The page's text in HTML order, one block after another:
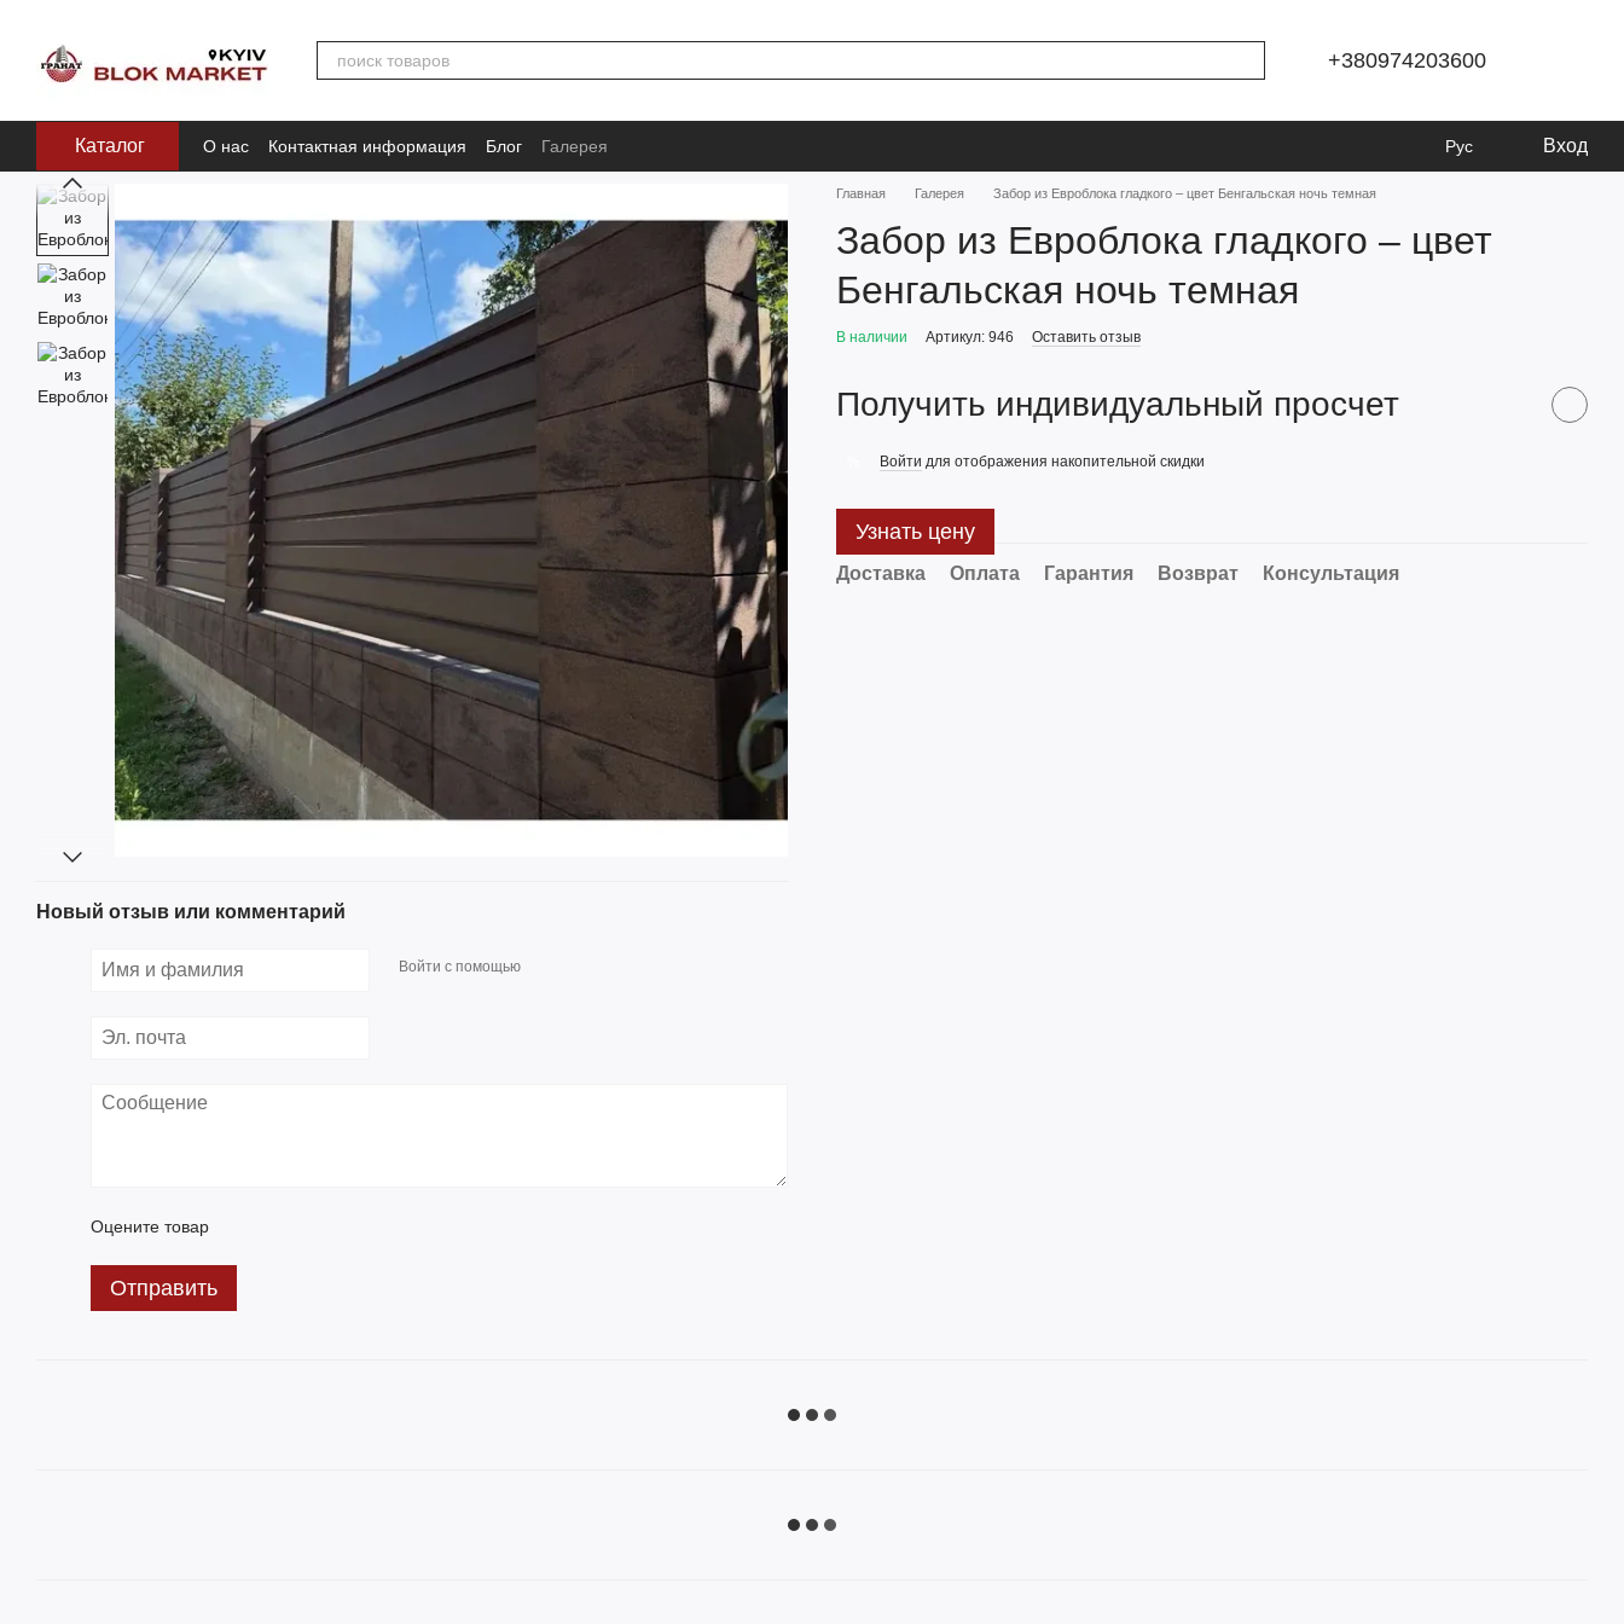
+380974203600
Каталог О нас Контактная информация Блог Галерея Рус Вход
Новый отзыв или комментарий
Войти с помощью
Оцените товар
Отправить
Главная Галерея Забор из Евроблока гладкого – цвет Бенгальская ночь темная
Забор из Евроблока гладкого – цвет
Бенгальская ночь темная
В наличии Артикул: 946 Оставить отзыв
Получить индивидуальный просчет
Войти для отображения накопительной скидки
Узнать цену
Доставка Оплата Гарантия Возврат Консультация